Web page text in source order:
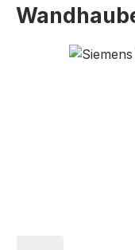
Bildergalerie